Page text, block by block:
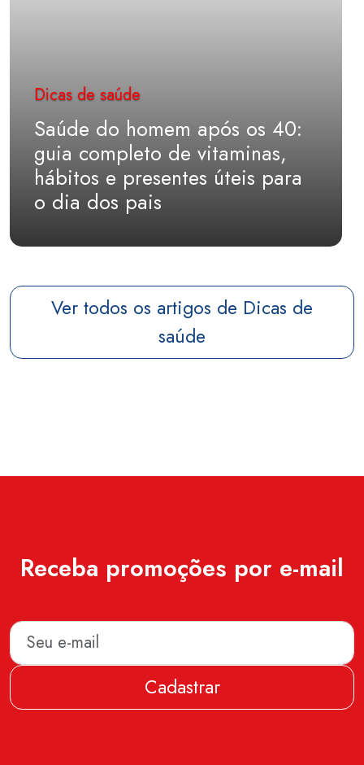
Dicas de saúde
Saúde do homem após os 40:
guia completo de vitaminas,
hábitos e presentes úteis para
o dia dos pais
Ver todos os artigos de Dicas de
saúde
Receba promoções por e-mail
Cadastrar